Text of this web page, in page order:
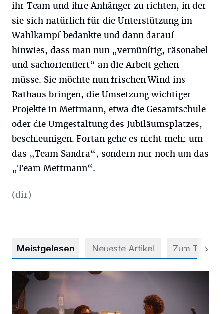
ihr Team und ihre Anhänger zu richten, in der
sie sich natürlich für die Unterstützung im
Wahlkampf bedankte und dann darauf
hinwies, dass man nun „vernünftig, räsonabel
und sachorientiert“ an die Arbeit gehen
müsse. Sie möchte nun frischen Wind ins
Rathaus bringen, die Umsetzung wichtiger
Projekte in Mettmann, etwa die Gesamtschule
oder die Umgestaltung des Jubiläumsplatzes,
beschleunigen. Fortan gehe es nicht mehr um
das „Team Sandra“, sondern nur noch um das
„Team Mettmann“.
(dir)
Meistgelesen Neueste Artikel Zum Thema
Mehr als nur ein Festival